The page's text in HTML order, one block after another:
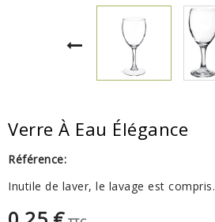
Verre À Eau Élégance
Référence:
Inutile de laver, le lavage est compris.